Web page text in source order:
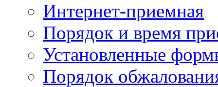
Интернет-приемная
Порядок и время
Установленные
Порядок